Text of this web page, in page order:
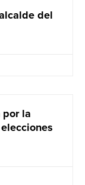
del
por la